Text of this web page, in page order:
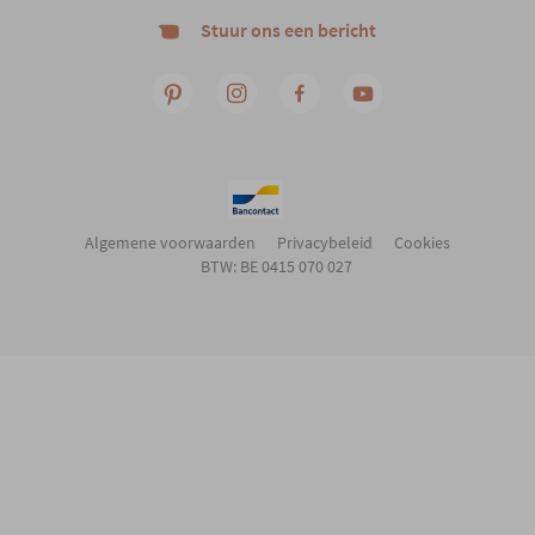
Stuur ons een bericht
Algemene voorwaarden Privacybeleid
Cookies
BTW: BE 0415 070 027